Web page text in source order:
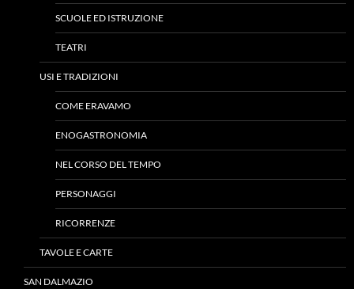
SCUOLE ED ISTRUZIONE
TEATRI
USI E TRADIZIONI
COME ERAVAMO
ENOGASTRONOMIA
NEL CORSO DEL TEMPO
PERSONAGGI
RICORRENZE
TAVOLE E CARTE
SAN DALMAZIO